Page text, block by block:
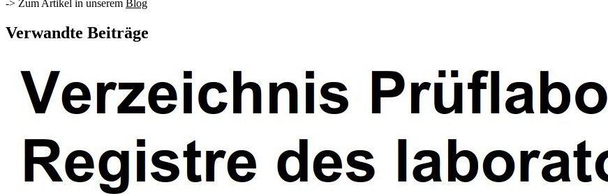
-> Zum Artikel in unserem Blog
Verwandte Beiträge